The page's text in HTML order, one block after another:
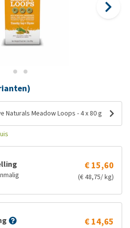
Naturals Meadow Loops - 4 x 80 g
€ 15,60
(€ 48,75/ kg)
€ 14,65